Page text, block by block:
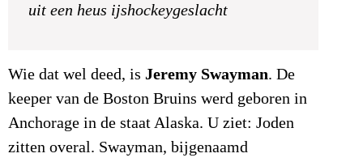
uit een heus ijshockeygeslacht
Wie dat wel deed, is Jeremy Swayman. De
keeper van de Boston Bruins werd geboren in
Anchorage in de staat Alaska. U ziet: Joden
zitten overal. Swayman, bijgenaamd